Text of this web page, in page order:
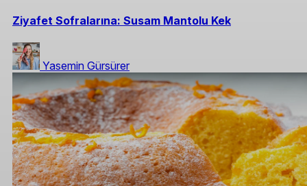
Ziyafet Sofralarına: Susam Mantolu Kek
Yasemin Gürsürer